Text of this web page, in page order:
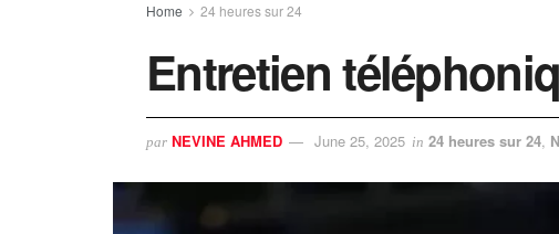
Home 24 heures sur 24
Entretien
par NEVINE AHMED June 25, 2025 in 24 heures sur 24,